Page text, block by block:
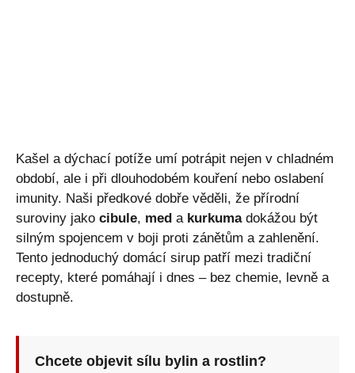
Kašel a dýchací potíže umí potrápit nejen v chladném
období, ale i při dlouhodobém kouření nebo oslabení
imunity. Naši předkové dobře věděli, že přírodní
suroviny jako cibule, med a kurkumadokážou být
silným spojencem v boji proti zánětům a zahlenění.
Tento jednoduchý domácí sirup patří mezi tradiční
recepty, které pomáhají i dnes – bez chemie, levně a
dostupně.
Chcete objevit sílu bylin a rostlin?